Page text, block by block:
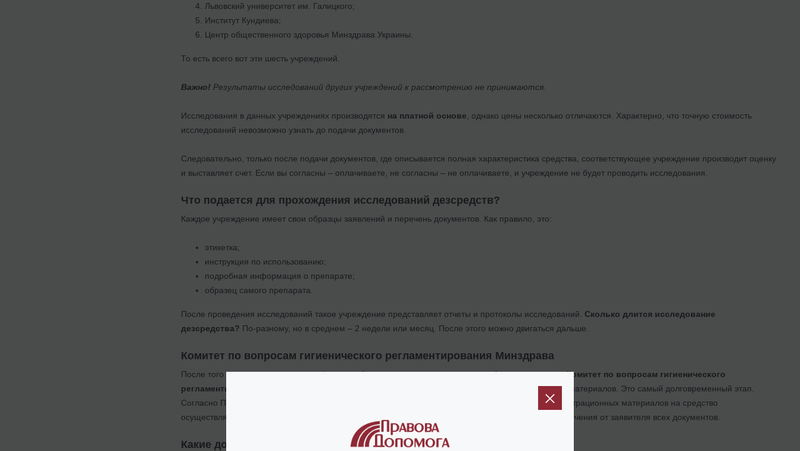
Львовский университет им. Галицкого;
Институт Кундиева;
Центр общественного здоровья Минздрава Украины.
То есть всего вот эти шесть учреждений.
Важно! Результаты исследований других учреждений к рассмотрению не принимаются.
Исследования в данных учреждениях производятся на платной основе , однако цены несколько отличаются. Характерно, что точную стоимость
исследований невозможно узнать до подачи документов.
Следовательно, только после подачи документов, где описывается полная характеристика средства, соответствующее учреждение производит оценку
и выставляет счет. Если вы согласны – оплачиваете, не согласны – не оплачиваете, и учреждение не будет проводить исследования.
Что подается для прохождения исследований дезсредств?
Каждое учреждение имеет свои образцы заявлений и перечень документов. Как правило, это:
этикетка;
инструкция по использованию;
подробная информация о препарате;
образец самого препарата.
После проведения исследований такое учреждение представляет отчеты и протоколы исследований. Сколько длится исследование
дезсредства? По-разному, но в среднем – 2 недели или месяц. После этого можно двигаться дальше.
Комитет по вопросам гигиенического регламентирования Минздрава
После того как исследования дезинфектанта будут завершены, результаты необходимо податьв Комитет по вопросам гигиенического
регламентирования Министерства здравоохранения Украины
, осуществляющего экспертизу материалов. Это самый долговременный этап.
Согласно Положению о государственной регистрации дезинфекционных средств, экспертиза регистрационных материалов на средство
осуществляется Комитетом в течение срока, не превышающего 180 календарных дней со дня получения от заявителя всех документов.
Какие документы подаются в Комитет?